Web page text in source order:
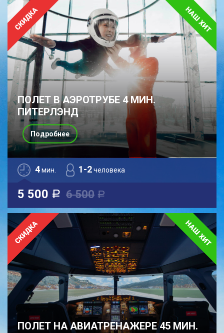
ПОЛЕТ В АЭРОТРУБЕ 4 МИН.
ПИТЕРЛЭНД
4мин. 1-2человека
5 500 a 6 500 a
Подробнее
ПОЛЕТ НА АВИАТРЕНАЖЕРЕ 45 МИН.